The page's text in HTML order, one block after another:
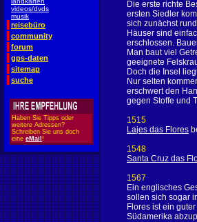
videos/dvds
musik
reisebüro
community
forum
gps-daten
sitemap
suche
Haben Sie Tipps oder
weitere Adressen?
Schreiben Sie uns doch
eine eMail !
Die erste richte
ersten Siedler
sich zunächst
Häuser sind
erschlossen.
Man baut viel
geeignete
Doch die Insel
Nur selten
erschwert den
gegen Stoffe und
1515
Lajes das Flores
1548
Santa Cruz das
1567
Ein englisches
sollen sich sogar
Flores ist ein
Südamerika